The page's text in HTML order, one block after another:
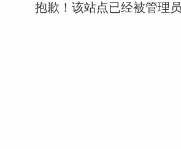
抱歉！该站点已经被管理